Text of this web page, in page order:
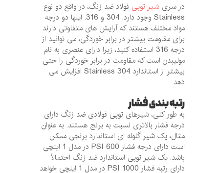
در سریشیر توپیفولاد ضد زنگ، در واقع دو نوع
Stainless وجود دارد. 304 و 316. اینها دو درجه
مواد مختلف هستند که آرایش های متفاوتی دارند.
برای مقاومت بیشتر در برابر خوردگی، می توانید از
درجه 316 استفاده کنید، زیرا دارای عنصری به نام
مولیبدن است که مقاومت در برابر خوردگی را حتی
بیشتر از استاندارد Stainless 304 افزایش می
رتبه بندی فشار
به طور کلی، شیرهای توپی فولادی ضد زنگ دارای
درجه فشار بالاتری نسبت به برنج هستند. به عنوان
مثال، یک شیر گلوله ای استاندارد برنجی ممکن
است دارای درجه فشار 600 PSI در مدل 1 اینچی
باشد. یک شیر توپی استاندارد ضد زنگ احتمالاً
دارای رتبه فشار 1000 PSI در مدل 1 اینچی خواهد